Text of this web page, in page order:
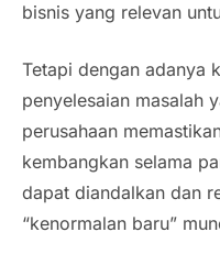
bisnis yang relevan
Tetapi dengan adanya
penyelesaian masalah
perusahaan
kembangkan selama
dapat diandalkan dan
“kenormalan baru”